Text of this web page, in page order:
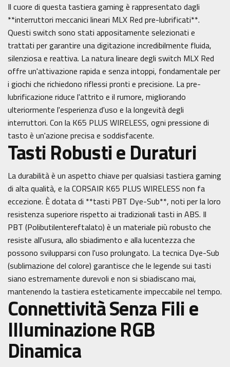
Il cuore di questa tastiera gaming è rappresentato dagli
**interruttori meccanici lineari MLX Red pre-lubrificati**.
Questi switch sono stati appositamente selezionati e
trattati per garantire una digitazione incredibilmente fluida,
silenziosa e reattiva. La natura lineare degli switch MLX Red
offre un'attivazione rapida e senza intoppi, fondamentale per
i giochi che richiedono riflessi pronti e precisione. La pre-
lubrificazione riduce l'attrito e il rumore, migliorando
ulteriormente l'esperienza d'uso e la longevità degli
interruttori. Con la K65 PLUS WIRELESS, ogni pressione di
tasto è un'azione precisa e soddisfacente.
Tasti Robusti e Duraturi
La durabilità è un aspetto chiave per qualsiasi tastiera gaming
di alta qualità, e la CORSAIR K65 PLUS WIRELESS non fa
eccezione. È dotata di **tasti PBT Dye-Sub**, noti per la loro
resistenza superiore rispetto ai tradizionali tasti in ABS. Il
PBT (Polibutilentereftalato) è un materiale più robusto che
resiste all'usura, allo sbiadimento e alla lucentezza che
possono svilupparsi con l'uso prolungato. La tecnica Dye-Sub
(sublimazione del colore) garantisce che le legende sui tasti
siano estremamente durevoli e non si sbiadiscano mai,
mantenendo la tastiera esteticamente impeccabile nel tempo.
Connettività Senza Fili e
Illuminazione RGB
Dinamica